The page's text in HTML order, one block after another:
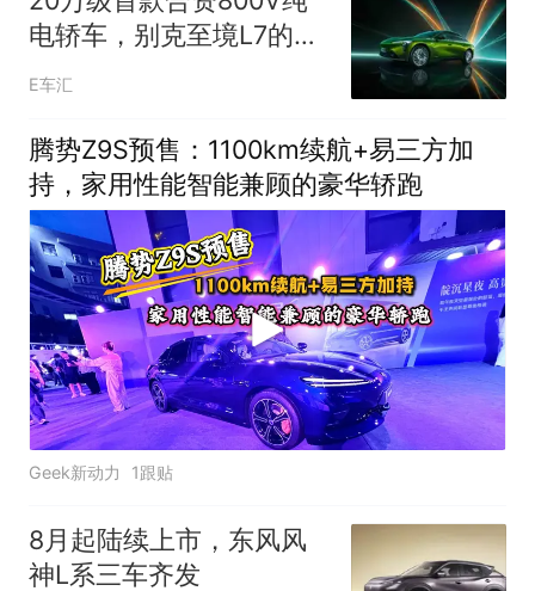
电轿车，别克至境L7的补
能牌够硬
E车汇
腾势Z9S预售：1100km续航+易三方加
持，家用性能智能兼顾的豪华轿跑
Geek新动力 1跟贴
8月起陆续上市，东风风
神L系三车齐发